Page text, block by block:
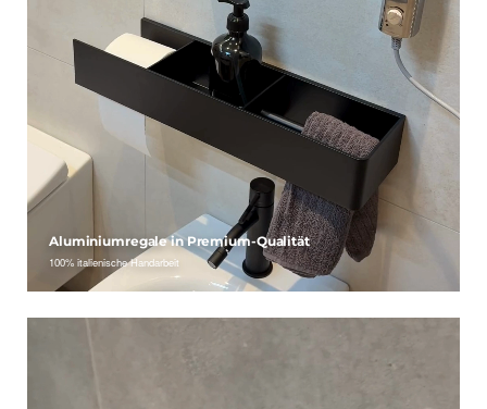
Aluminiumregale in Premium-Qualität
100% italienische Handarbeit